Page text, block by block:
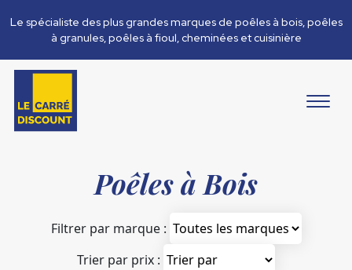
Le spécialiste des plus grandes marques de poêles à bois, poêles
à granules, poêles à fioul, cheminées et cuisinière
Poêles à Bois
Filtrer par marque :
Trier par prix :